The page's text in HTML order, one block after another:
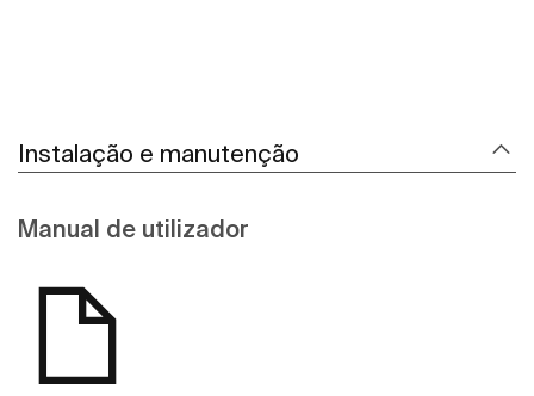
Instalação e manutenção
Manual de utilizador